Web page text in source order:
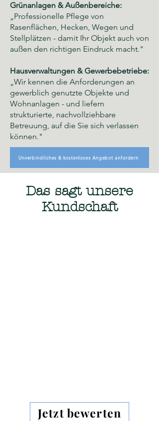
Grünanlagen & Außenbereiche:
„Professionelle Pflege von
Rasenflächen, Hecken, Wegen und
Stellplätzen - damit Ihr Objekt auch von
außen den richtigen Eindruck macht."
Hausverwaltungen & Gewerbebetriebe:
„Wir kennen die Anforderungen an
gewerblich genutzte Objekte und
Wohnanlagen - und liefern
strukturierte, nachvollziehbare
Betreuung, auf die Sie sich verlassen
können."
Unverbindliches & kostenloses Angebot anfordern
Das sagt unsere
Kundschaft
Jetzt bewerten